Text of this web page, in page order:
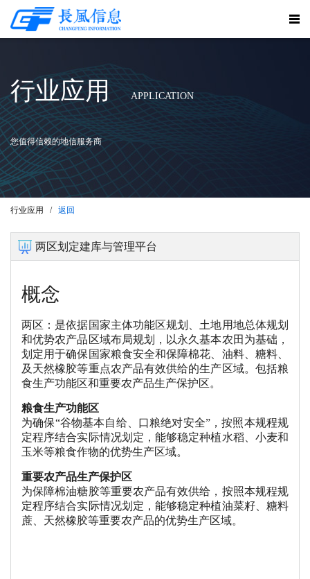
行业应用 APPLICATION
您值得信赖的地信服务商
行业应用 / 返回
两区划定建库与管理平台
概念
两区：是依据国家主体功能区规划、土地用地总体规划
和优势农产品区域布局规划，以永久基本农田为基础，
划定用于确保国家粮食安全和保障棉花、油料、糖料、
及天然橡胶等重点农产品有效供给的生产区域。包括粮
食生产功能区和重要农产品生产保护区。
粮食生产功能区
为确保“谷物基本自给、口粮绝对安全”，按照本规程规
定程序结合实际情况划定，能够稳定种植水稻、小麦和
玉米等粮食作物的优势生产区域。
重要农产品生产保护区
为保障棉油糖胶等重要农产品有效供给，按照本规程规
定程序结合实际情况划定，能够稳定种植油菜籽、糖料
蔗、天然橡胶等重要农产品的优势生产区域。